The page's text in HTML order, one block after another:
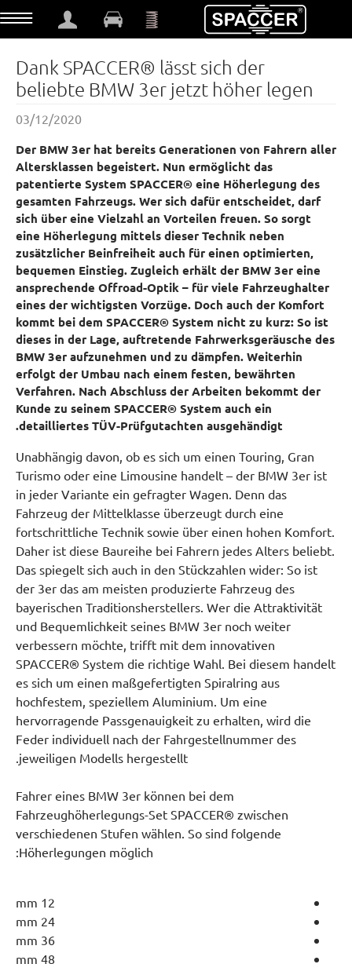
Dank SPACCER® lässt sich der
beliebte BMW 3er jetzt höher legen
03/12/2020
Der BMW 3er hat bereits Generationen von Fahrern aller
Altersklassen begeistert. Nun ermöglicht das
patentierte System SPACCER® eine Höherlegung des
gesamten Fahrzeugs. Wer sich dafür entscheidet, darf
sich über eine Vielzahl an Vorteilen freuen. So sorgt
eine Höherlegung mittels dieser Technik neben
zusätzlicher Beinfreiheit auch für einen optimierten,
bequemen Einstieg. Zugleich erhält der BMW 3er eine
ansprechende Offroad-Optik – für viele Fahrzeughalter
eines der wichtigsten Vorzüge. Doch auch der Komfort
kommt bei dem SPACCER® System nicht zu kurz: So ist
dieses in der Lage, auftretende Fahrwerksgeräusche des
BMW 3er aufzunehmen und zu dämpfen. Weiterhin
erfolgt der Umbau nach einem festen, bewährten
Verfahren. Nach Abschluss der Arbeiten bekommt der
Kunde zu seinem SPACCER® System auch ein
detailliertes TÜV-Prüfgutachten ausgehändigt.
Unabhängig davon, ob es sich um einen Touring, Gran
Turismo oder eine Limousine handelt – der BMW 3er ist
in jeder Variante ein gefragter Wagen. Denn das
Fahrzeug der Mittelklasse überzeugt durch eine
fortschrittliche Technik sowie über einen hohen Komfort.
Daher ist diese Baureihe bei Fahrern jedes Alters beliebt.
Das spiegelt sich auch in den Stückzahlen wider: So ist
der 3er das am meisten produzierte Fahrzeug des
bayerischen Traditionsherstellers. Wer die Attraktivität
und Bequemlichkeit seines BMW 3er noch weiter
verbessern möchte, trifft mit dem innovativen
SPACCER® System die richtige Wahl. Bei diesem handelt
es sich um einen maßgefertigten Spiralring aus
hochfestem, speziellem Aluminium. Um eine
hervorragende Passgenauigkeit zu erhalten, wird die
Feder individuell nach der Fahrgestellnummer des
jeweiligen Modells hergestellt.
Fahrer eines BMW 3er können bei dem
Fahrzeughöherlegungs-Set SPACCER® zwischen
verschiedenen Stufen wählen. So sind folgende
Höherlegungen möglich:
12 mm
24 mm
36 mm
48 mm